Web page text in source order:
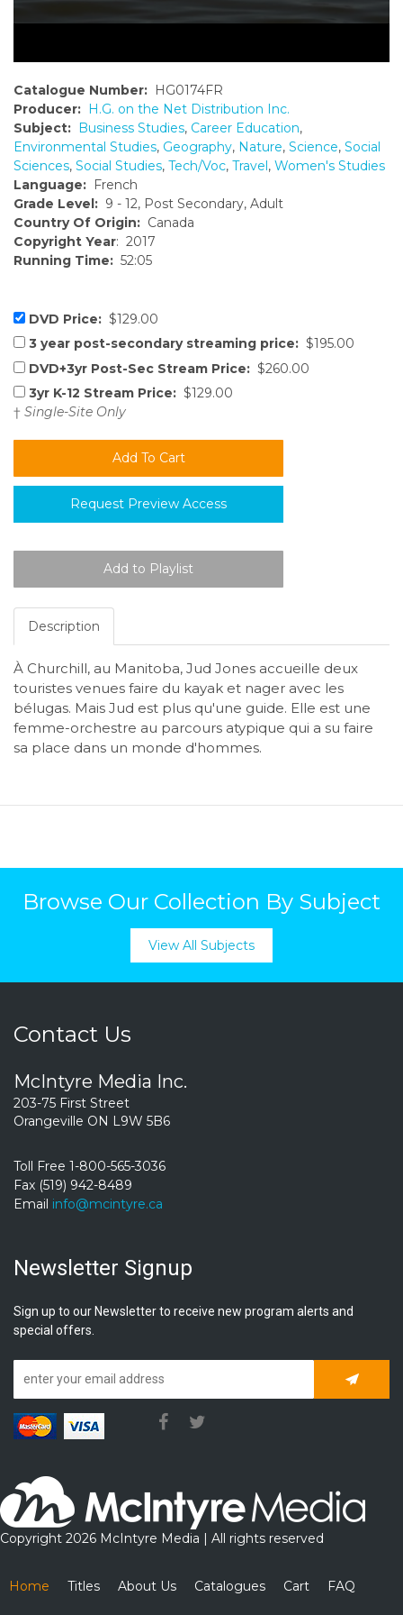
Catalogue Number: HG0174FR
Producer: H.G. on the Net Distribution Inc.
Subject: Business Studies, Career Education,
Environmental Studies, Geography, Nature, Science, Social
Sciences, Social Studies, Tech/Voc, Travel, Women's Studies
Language: French
Grade Level: 9 - 12, Post Secondary, Adult
Country Of Origin: Canada
Copyright Year: 2017
Running Time: 52:05
DVD Price: $129.00
3 year post-secondary streaming price: $195.00
DVD+3yr Post-Sec Stream Price: $260.00
3yr K-12 Stream Price: $129.00
† Single-Site Only
Request Preview Access
Description
À Churchill, au Manitoba, Jud Jones accueille deux
touristes venues faire du kayak et nager avec les
bélugas. Mais Jud est plus qu'une guide. Elle est une
femme-orchestre au parcours atypique qui a su faire
sa place dans un monde d'hommes.
Browse Our Collection By Subject
View All Subjects
Contact Us
McIntyre Media Inc.
203-75 First Street
Orangeville ON L9W 5B6
Toll Free 1-800-565-3036
Fax (519) 942-8489
Email info@mcintyre.ca
Newsletter Signup
Sign up to our Newsletter to receive new program alerts and
special offers.
Copyright 2026 McIntyre Media | All rights reserved
Home Titles About Us Catalogues Cart FAQ